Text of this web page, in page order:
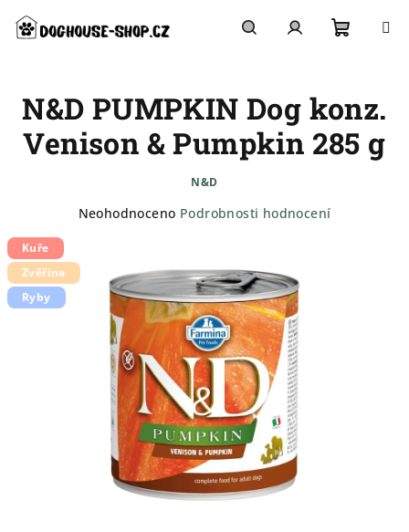
obsah
košík
N&D PUMPKIN Dog konz.
Venison & Pumpkin 285 g
N&D
Průměrné
je
0,0
hvězdiček.
Neohodnoceno Podrobnosti hodnocení
Kuře
Zvěřina
Ryby